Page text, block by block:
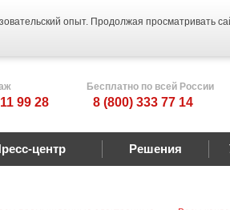
опыт. Продолжая просматривать
99 28
Бесплатно по всей России
8 (800) 333 77 14
центр Решения